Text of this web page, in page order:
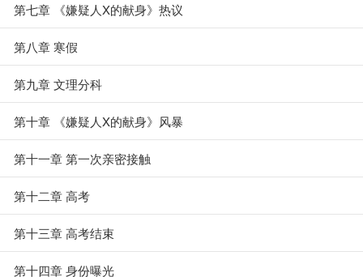
第七章 《嫌疑人X的献身》热议
第八章 寒假
第九章 文理分科
第十章 《嫌疑人X的献身》风暴
第十一章 第一次亲密接触
第十二章 高考
第十三章 高考结束
第十四章 身份曝光